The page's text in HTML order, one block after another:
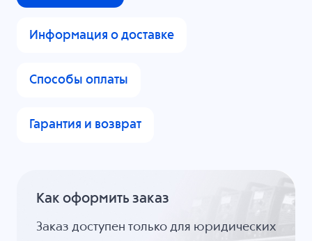
Информация о доставке
Способы оплаты
Гарантия и возврат
Как оформить заказ
Заказ доступен только для юридических